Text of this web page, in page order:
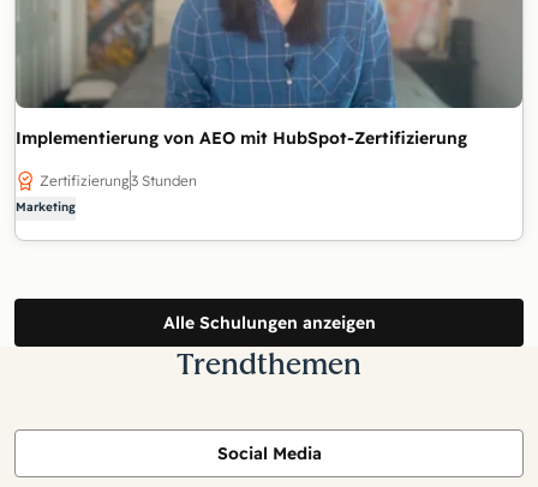
Implementierung von AEO mit HubSpot-Zertifizierung
Zertifizierung3 Stunden
Marketing
Alle Schulungen anzeigen
Trendthemen
Social Media